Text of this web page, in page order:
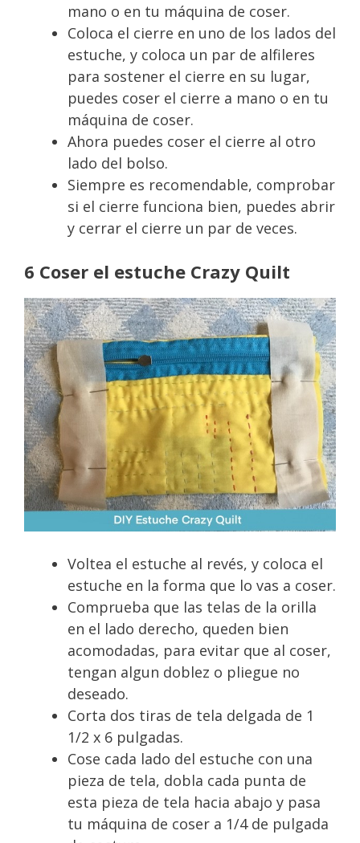
mano o en tu máquina de coser.
Coloca el cierre en uno de los lados del
estuche, y coloca un par de alfileres
para sostener el cierre en su lugar,
puedes coser el cierre a mano o en tu
máquina de coser.
Ahora puedes coser el cierre al otro
lado del bolso.
Siempre es recomendable, comprobar
si el cierre funciona bien, puedes abrir
y cerrar el cierre un par de veces.
6 Coser el estuche Crazy Quilt
Voltea el estuche al revés, y coloca el
estuche en la forma que lo vas a coser.
Comprueba que las telas de la orilla
en el lado derecho, queden bien
acomodadas, para evitar que al coser,
tengan algun doblez o pliegue no
deseado.
Corta dos tiras de tela delgada de 1
1/2 x 6 pulgadas.
Cose cada lado del estuche con una
pieza de tela, dobla cada punta de
esta pieza de tela hacia abajo y pasa
tu máquina de coser a 1/4 de pulgada